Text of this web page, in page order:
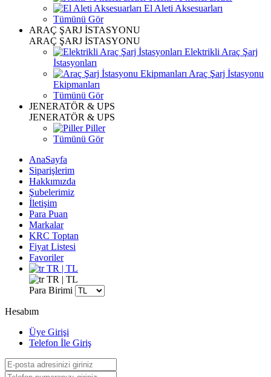
El Aleti Aksesuarları
Tümünü Gör
ARAÇ ŞARJ İSTASYONU
ARAÇ ŞARJ İSTASYONU
Elektrikli Araç Şarj
İstasyonları
Araç Şarj İstasyonu
Ekipmanları
Tümünü Gör
JENERATÖR & UPS
JENERATÖR & UPS
Piller
Tümünü Gör
AnaSayfa
Siparişlerim
Hakkımızda
Şubelerimiz
İletişim
Para Puan
Markalar
KRC Toptan
Fiyat Listesi
Favoriler
TR | TL
TR | TL
Para Birimi
Hesabım
Üye Girişi
Telefon İle Giriş